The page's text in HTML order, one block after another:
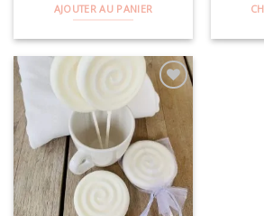
AJOUTER AU PANIER
Ajouter
à la
wishlist